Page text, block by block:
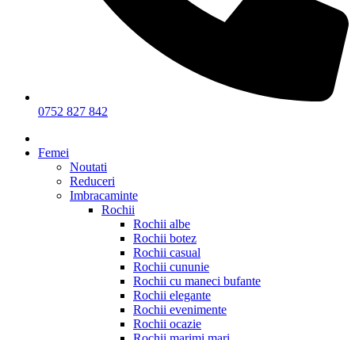
0752 827 842
Femei
Noutati
Reduceri
Imbracaminte
Rochii
Rochii albe
Rochii botez
Rochii casual
Rochii cununie
Rochii cu maneci bufante
Rochii elegante
Rochii evenimente
Rochii ocazie